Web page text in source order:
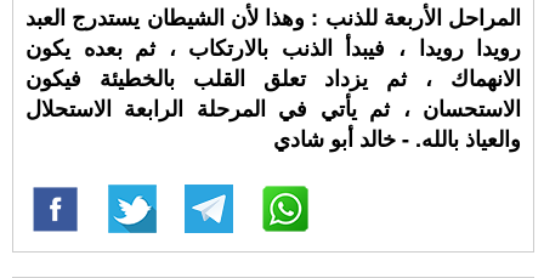
المراحل الأربعة للذنب : وهذا لأن الشيطان يستدرج العبد
رويدا رويدا ، فيبدأ الذنب بالارتكاب ، ثم بعده يكون
الانهماك ، ثم يزداد تعلق القلب بالخطيئة فيكون
الاستحسان ، ثم يأتي في المرحلة الرابعة الاستحلال
والعياذ بالله. - خالد أبو شادي